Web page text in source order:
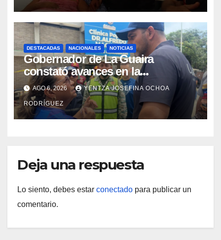
DESTACADAS NACIONALES NOTICIAS
Gobernador de La Guaira
constató avances en la
rehabilitación del Hospitalito de
Catia la Mar
AGO 6, 2026 YENTZA JOSEFINA OCHOA
RODRÍGUEZ
Deja una respuesta
Lo siento, debes estar conectado para publicar un
comentario.